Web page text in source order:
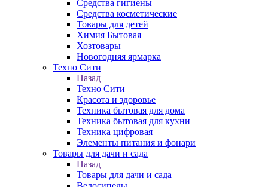
Средства гигиены
Средства косметические
Товары для детей
Химия Бытовая
Хозтовары
Новогодняя ярмарка
Техно Сити
Назад
Техно Сити
Красота и здоровье
Техника бытовая для дома
Техника бытовая для кухни
Техника цифровая
Элементы питания и фонари
Товары для дачи и сада
Назад
Товары для дачи и сада